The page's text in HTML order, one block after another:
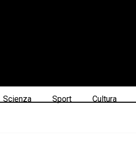
Scienza Sport Cultura